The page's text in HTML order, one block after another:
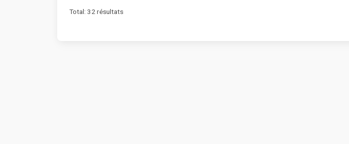
Total: 32 résultats